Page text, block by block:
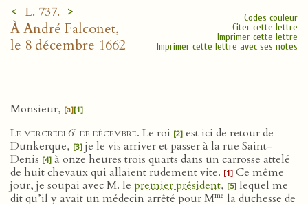
< L. 737. >
À André Falconet,
le 8 décembre 1662
Codes couleur
Citer cette lettre
Imprimer cette lettre
Imprimer cette lettre avec ses notes
Monsieur, [a][1]
Le mercredi 6e de décembre. Le roi [2] est ici de retour de
Dunkerque, [3] je le vis arriver et passer à la rue Saint-
Denis [4] à onze heures trois quarts dans un carrosse attelé
de huit chevaux qui allaient rudement vite. [1] Ce même
jour, je soupai avec M. le premier président, [5] lequel me
dit qu’il y avait un médecin arrêté pour Mme la duchesse de